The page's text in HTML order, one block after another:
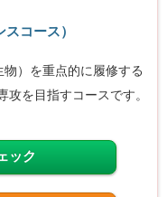
コース）
）を重点的に履修する
を目指すコースです。
ック